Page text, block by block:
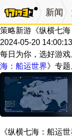
新闻
策略新游《纵横七
2024-05-20 14:00:13
每日为你，选好游
海：船运世界》专题
《纵横七海：船运